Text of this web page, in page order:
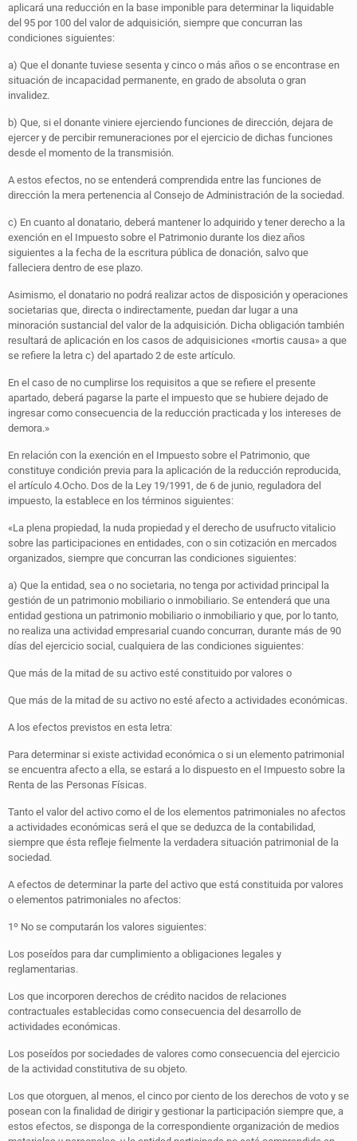
aplicará una reducción en la base imponible para determinar la liquidable
del 95 por 100 del valor de adquisición, siempre que concurran las
condiciones siguientes:
a) Que el donante tuviese sesenta y cinco o más años o se encontrase en
situación de incapacidad permanente, en grado de absoluta o gran
invalidez.
b) Que, si el donante viniere ejerciendo funciones de dirección, dejara de
ejercer y de percibir remuneraciones por el ejercicio de dichas funciones
desde el momento de la transmisión.
A estos efectos, no se entenderá comprendida entre las funciones de
dirección la mera pertenencia al Consejo de Administración de la sociedad.
c) En cuanto al donatario, deberá mantener lo adquirido y tener derecho a la
exención en el Impuesto sobre el Patrimonio durante los diez años
siguientes a la fecha de la escritura pública de donación, salvo que
falleciera dentro de ese plazo.
Asimismo, el donatario no podrá realizar actos de disposición y operaciones
societarias que, directa o indirectamente, puedan dar lugar a una
minoración sustancial del valor de la adquisición. Dicha obligación también
resultará de aplicación en los casos de adquisiciones «mortis causa» a que
se refiere la letra c) del apartado 2 de este artículo.
En el caso de no cumplirse los requisitos a que se refiere el presente
apartado, deberá pagarse la parte el impuesto que se hubiere dejado de
ingresar como consecuencia de la reducción practicada y los intereses de
demora.»
En relación con la exención en el Impuesto sobre el Patrimonio, que
constituye condición previa para la aplicación de la reducción reproducida,
el artículo 4.Ocho. Dos de la Ley 19/1991, de 6 de junio, reguladora del
impuesto, la establece en los términos siguientes:
«La plena propiedad, la nuda propiedad y el derecho de usufructo vitalicio
sobre las participaciones en entidades, con o sin cotización en mercados
organizados, siempre que concurran las condiciones siguientes:
a) Que la entidad, sea o no societaria, no tenga por actividad principal la
gestión de un patrimonio mobiliario o inmobiliario. Se entenderá que una
entidad gestiona un patrimonio mobiliario o inmobiliario y que, por lo tanto,
no realiza una actividad empresarial cuando concurran, durante más de 90
días del ejercicio social, cualquiera de las condiciones siguientes:
Que más de la mitad de su activo esté constituido por valores o
Que más de la mitad de su activo no esté afecto a actividades económicas.
A los efectos previstos en esta letra:
Para determinar si existe actividad económica o si un elemento patrimonial
se encuentra afecto a ella, se estará a lo dispuesto en el Impuesto sobre la
Renta de las Personas Físicas.
Tanto el valor del activo como el de los elementos patrimoniales no afectos
a actividades económicas será el que se deduzca de la contabilidad,
siempre que ésta refleje fielmente la verdadera situación patrimonial de la
sociedad.
A efectos de determinar la parte del activo que está constituida por valores
o elementos patrimoniales no afectos:
1º No se computarán los valores siguientes:
Los poseídos para dar cumplimiento a obligaciones legales y
reglamentarias.
Los que incorporen derechos de crédito nacidos de relaciones
contractuales establecidas como consecuencia del desarrollo de
actividades económicas.
Los poseídos por sociedades de valores como consecuencia del ejercicio
de la actividad constitutiva de su objeto.
Los que otorguen, al menos, el cinco por ciento de los derechos de voto y se
posean con la finalidad de dirigir y gestionar la participación siempre que, a
estos efectos, se disponga de la correspondiente organización de medios